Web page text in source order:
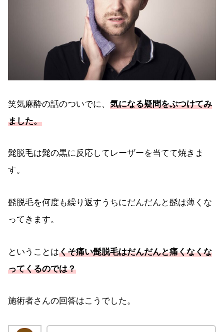
笑気麻酔の話のついでに、 気になる疑問をぶつけてみ
ました。
髭脱毛は髭の黒に反応してレーザーを当てて焼きま
す。
髭脱毛を何度も繰り返すうちにだんだんと髭は薄くな
ってきます。
ということはくそ痛い髭脱毛はだんだんと痛くなくな
ってくるのでは？
施術者さんの回答はこうでした。